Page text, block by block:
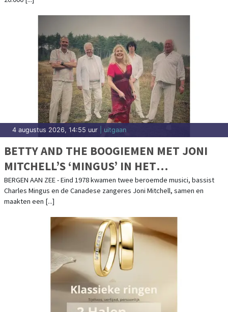
4 augustus 2026, 14:55 uur | uitgaan
BETTY AND THE BOOGIEMEN MET JONI
MITCHELL’S ‘MINGUS’ IN HET
VREDESKERKJE IN BERGEN AAN ZEE
BERGEN AAN ZEE - Eind 1978 kwamen twee beroemde musici, bassist
Charles Mingus en de Canadese zangeres Joni Mitchell, samen en
maakten een [...]